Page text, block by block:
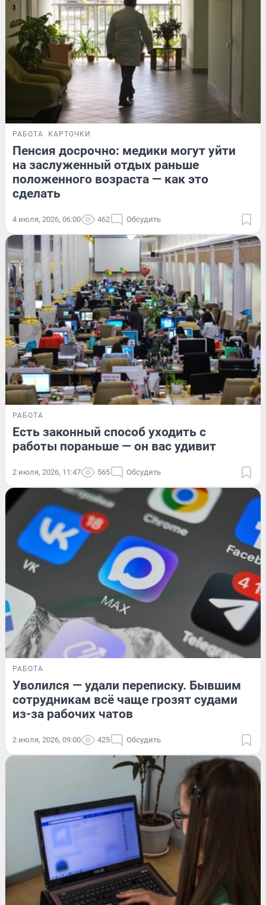
РАБОТА КАРТОЧКИ
Пенсия досрочно: медики могут уйти
на заслуженный отдых раньше
положенного возраста — как это
сделать
4 июля, 2026, 06:00 462 Обсудить
РАБОТА
Есть законный способ уходить с
работы пораньше — он вас удивит
2 июля, 2026, 11:47 565 Обсудить
РАБОТА
Уволился — удали переписку. Бывшим
сотрудникам всё чаще грозят судами
из-за рабочих чатов
2 июля, 2026, 09:00 425 Обсудить